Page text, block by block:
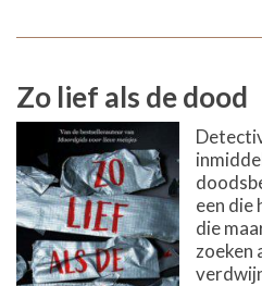
Zo lief als de dood
een die
die
zoeken